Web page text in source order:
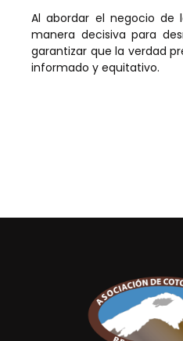
Al abordar el negocio de
manera decisiva para
garantizar que la verdad
informado y equitativo.